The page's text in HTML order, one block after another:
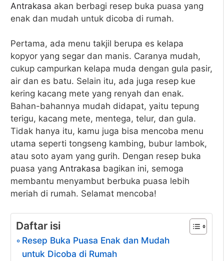
Antrakasa akan berbagi resep buka puasa yang
enak dan mudah untuk dicoba di rumah.
Pertama, ada menu takjil berupa es kelapa
kopyor yang segar dan manis. Caranya mudah,
cukup campurkan kelapa muda dengan gula pasir,
air dan es batu. Selain itu, ada juga resep kue
kering kacang mete yang renyah dan enak.
Bahan-bahannya mudah didapat, yaitu tepung
terigu, kacang mete, mentega, telur, dan gula.
Tidak hanya itu, kamu juga bisa mencoba menu
utama seperti tongseng kambing, bubur lambok,
atau soto ayam yang gurih. Dengan resep buka
puasa yang Antrakasa bagikan ini, semoga
membantu menyambut berbuka puasa lebih
meriah di rumah. Selamat mencoba!
Daftar isi
Resep Buka Puasa Enak dan Mudah
untuk Dicoba di Rumah